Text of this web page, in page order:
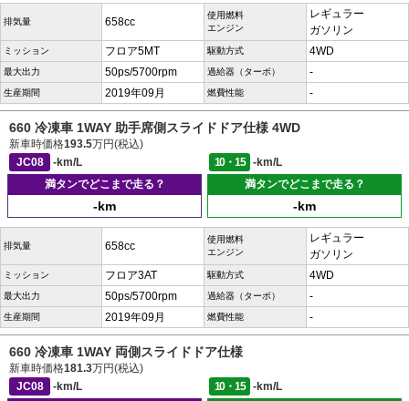
排気量 658cc
使用燃料
エンジン
レギュラー
ガソリン
ミッション フロア5MT 駆動方式 4WD
最大出力 50ps/5700rpm 過給器（ターボ） -
生産期間 2019年09月 燃費性能 -
660 冷凍車 1WAY 助手席側スライドドア仕様 4WD
新車時価格193.5万円(税込)
JC08
-km/L 10・15
-km/L
満タンでどこまで走る？
-km
満タンでどこまで走る？
-km
排気量 658cc
使用燃料
エンジン
レギュラー
ガソリン
ミッション フロア3AT 駆動方式 4WD
最大出力 50ps/5700rpm 過給器（ターボ） -
生産期間 2019年09月 燃費性能 -
660 冷凍車 1WAY 両側スライドドア仕様
新車時価格181.3万円(税込)
JC08
-km/L 10・15
-km/L